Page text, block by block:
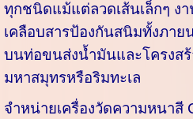
ทุกชนิดแม้แต่ลวดเส้นเล็กๆ ง
เคลือบสารป้องกันสนิมทั้งภาย
บนท่อขนส่งน้ำมันและโครงสร้
มหาสมุทรหรือริมทะเล
จำหน่ายเครื่องวัดความหนาสี